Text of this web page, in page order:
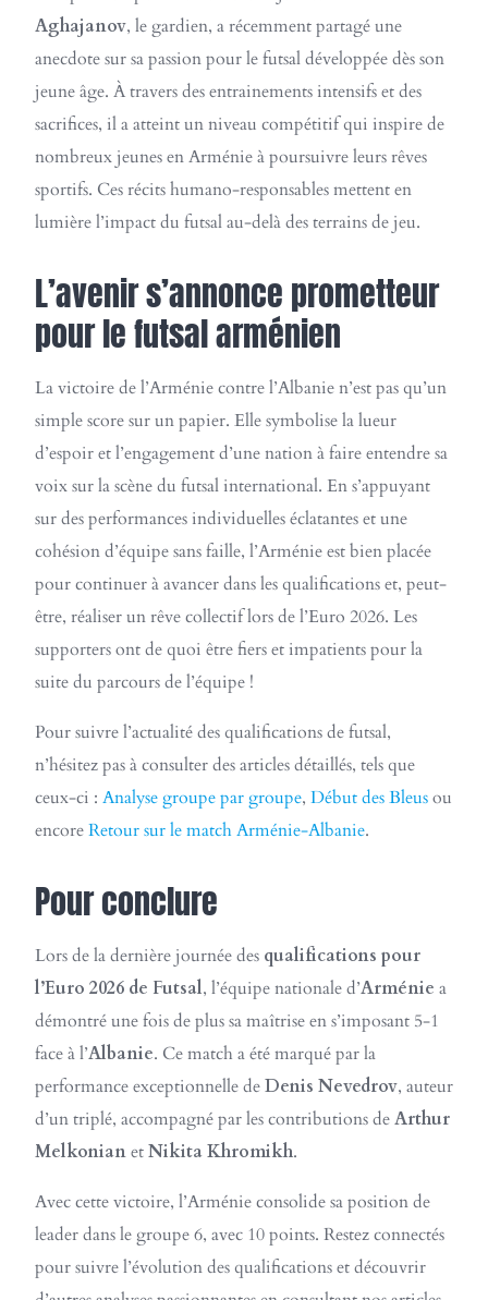
Aghajanov, le gardien, a récemment partagé une
anecdote sur sa passion pour le futsal développée dès son
jeune âge. À travers des entrainements intensifs et des
sacrifices, il a atteint un niveau compétitif qui inspire de
nombreux jeunes en Arménie à poursuivre leurs rêves
sportifs. Ces récits humano-responsables mettent en
lumière l’impact du futsal au-delà des terrains de jeu.
L’avenir s’annonce prometteur
pour le futsal arménien
La victoire de l’Arménie contre l’Albanie n’est pas qu’un
simple score sur un papier. Elle symbolise la lueur
d’espoir et l’engagement d’une nation à faire entendre sa
voix sur la scène du futsal international. En s’appuyant
sur des performances individuelles éclatantes et une
cohésion d’équipe sans faille, l’Arménie est bien placée
pour continuer à avancer dans les qualifications et, peut-
être, réaliser un rêve collectif lors de l’Euro 2026. Les
supporters ont de quoi être fiers et impatients pour la
suite du parcours de l’équipe !
Pour suivre l’actualité des qualifications de futsal,
n’hésitez pas à consulter des articles détaillés, tels que
ceux-ci : Analyse groupe par groupe, Début des Bleusou
encoreRetour sur le match Arménie-Albanie.
Pour conclure
Lors de la dernière journée des qualifications pour
l’Euro 2026 de Futsal, l’équipe nationale d’Arménie a
démontré une fois de plus sa maîtrise en s’imposant 5-1
face à l’Albanie. Ce match a été marqué par la
performance exceptionnelle deDenis Nevedrov, auteur
d’un triplé, accompagné par les contributions deArthur
MelkonianetNikita Khromikh.
Avec cette victoire, l’Arménie consolide sa position de
leader dans le groupe 6, avec 10 points. Restez connectés
pour suivre l’évolution des qualifications et découvrir